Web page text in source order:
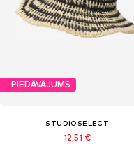
PIEDĀVĀJUMS
STUDIOSELECT
12,51 €